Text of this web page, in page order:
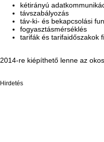
kétirányú
távszabályozás
táv-ki- és bekapcsolási
fogyasztásmérséklés
tarifák és tarifaidőszakok
2014-re kiépíthető lenne az
Hirdetés